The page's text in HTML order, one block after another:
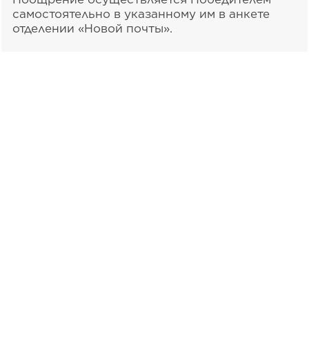
самостоятельно в указанному им в анкете
отделении «Новой почты».